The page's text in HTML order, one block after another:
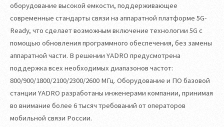
оборудование высокой емкости, поддерживающее
современные стандарты связи на аппаратной платформе 5G-
Ready, что сделает возможным включение технологии 5G с
помощью обновления программного обеспечения, без замены
аппаратной части. В решении YADRO предусмотрена
поддержка всех необходимых диапазонов частот:
800/900/1800/2100/2300/2600 МГц. Оборудование и ПО базовой
станции YADRO разработаны инженерами компании, принимая
во внимание более 6 тысяч требований от операторов
мобильной связи России.